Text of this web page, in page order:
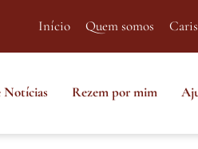
Início Quem somos
Notícias Rezem por mim